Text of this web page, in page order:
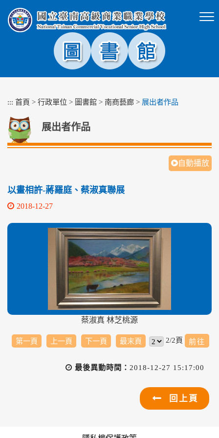
塊
::: 首頁 > 行政單位 > 圖書館 > 南商藝廊 > 展出者作品
展出者作品
自動播放
以畫相許-蔣羅庭、蔡淑真聯展
2018-12-27
蔡淑真 林芝桃源
第一頁 上一頁 下一頁 最末頁 2/2頁
最後異動時間： 2018-12-27 15:17:00
回上頁